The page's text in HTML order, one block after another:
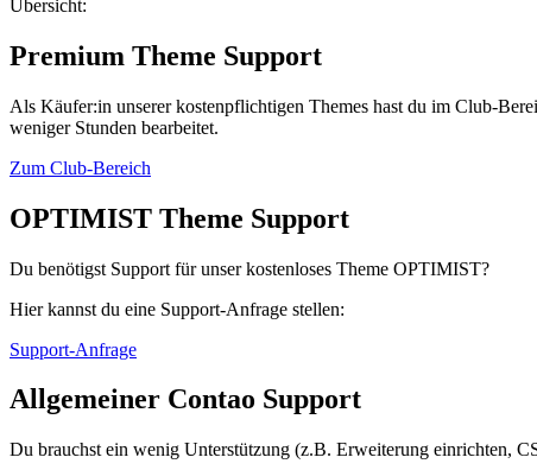
Übersicht:
Premium Theme Support
Als Käufer:in unserer kostenpflichtigen Themes hast du im Club-
weniger Stunden bearbeitet.
Zum Club-Bereich
OPTIMIST Theme Support
Du benötigst Support für unser kostenloses Theme OPTIMIST?
Hier kannst du eine Support-Anfrage stellen:
Support-Anfrage
Allgemeiner Contao Support
Du brauchst ein wenig Unterstützung (z.B. Erweiterung einrichten,